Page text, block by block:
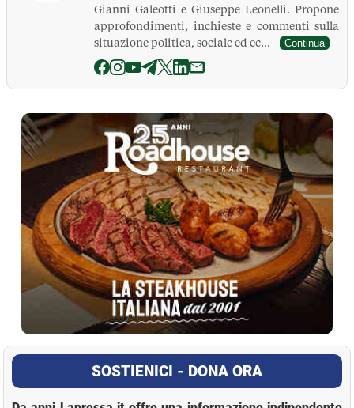
Gianni Galeotti e Giuseppe Leonelli. Propone
approfondimenti, inchieste e commenti sulla
situazione politica, sociale ed ec...
Continua
La Pressa
SOSTIENICI - DONA ORA